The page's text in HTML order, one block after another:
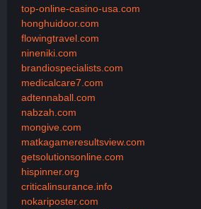
top-online-casino-usa.com
honghuidoor.com
flowingtravel.com
nineniki.com
brandiospecialists.com
medicalcare7.com
adtennaball.com
nabzah.com
mongive.com
matkagameresultsview.com
getsolutionsonline.com
hispinner.org
criticalinsurance.info
nokariposter.com